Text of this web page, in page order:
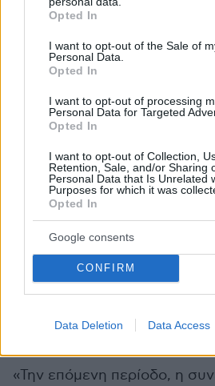
grant or deny consent to Google and
use your data for below specified
consent section.
Opted In
I want to opt-out of the Sale of
Personal Data.
Opted In
I want to opt-out of processing
Personal Data for Targeted
Opted In
I want to opt-out of Collection,
Retention, Sale, and/or Sharing
Personal Data that Is Unrelated
Purposes for which it was
Opted In
Google consents
CONFIRM
Data Deletion Data Access
καθιστώντας τον μόνο
την κόκκινη γραμμή,
αντίδραση από τις ΗΠΑ και
Η Ισπανία είναι μια
τουριστικό δυναμικό και
οδούς. Έχει βαθείς
πολιτιστικούς δεσμούς με
το Μαρόκο και ασκεί
στα δύο κράτη. Αυτή η
αναπτυσσόμενο στρατηγικό
επίκεντρο τις ανανεώσιμες
εμπόριο.
«Την επόμενη περίοδο, η